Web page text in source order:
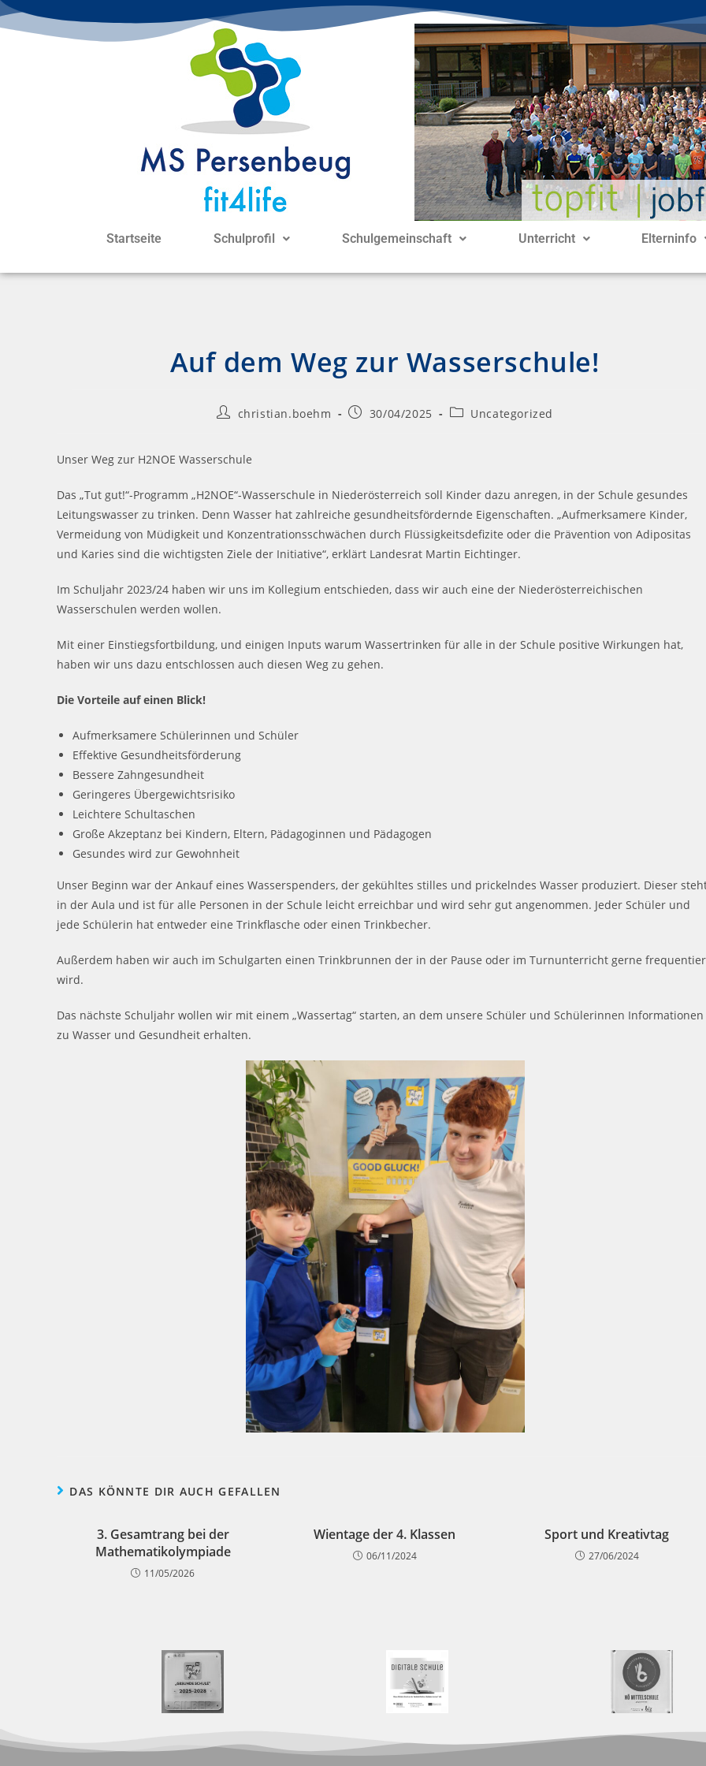
Startseite Schulprofil Schulgemeinschaft Unterricht Elterninfo
Auf dem Weg zur Wasserschule!
christian.boehm 30/04/2025 Uncategorized
Unser Weg zur H2NOE Wasserschule
Das „Tut gut!“-Programm „H2NOE“-Wasserschule in Niederösterreich soll Kinder dazu anregen, in der Schule gesundes
Leitungswasser zu trinken. Denn Wasser hat zahlreiche gesundheitsfördernde Eigenschaften. „Aufmerksamere Kinder,
Vermeidung von Müdigkeit und Konzentrationsschwächen durch Flüssigkeitsdefizite oder die Prävention von Adipositas
und Karies sind die wichtigsten Ziele der Initiative“, erklärt Landesrat Martin Eichtinger.
Im Schuljahr 2023/24 haben wir uns im Kollegium entschieden, dass wir auch eine der Niederösterreichischen
Wasserschulen werden wollen.
Mit einer Einstiegsfortbildung, und einigen Inputs warum Wassertrinken für alle in der Schule positive Wirkungen hat,
haben wir uns dazu entschlossen auch diesen Weg zu gehen.
Die Vorteile auf einen Blick!
Aufmerksamere Schülerinnen und Schüler
Effektive Gesundheitsförderung
Bessere Zahngesundheit
Geringeres Übergewichtsrisiko
Leichtere Schultaschen
Große Akzeptanz bei Kindern, Eltern, Pädagoginnen und Pädagogen
Gesundes wird zur Gewohnheit
Unser Beginn war der Ankauf eines Wasserspenders, der gekühltes stilles und prickelndes Wasser produziert. Dieser
in der Aula und ist für alle Personen in der Schule leicht erreichbar und wird sehr gut angenommen. Jeder Schüler und
jede Schülerin hat entweder eine Trinkflasche oder einen Trinkbecher.
Außerdem haben wir auch im Schulgarten einen Trinkbrunnen der in der Pause oder im Turnunterricht gerne
wird.
Das nächste Schuljahr wollen wir mit einem „Wassertag“ starten, an dem unsere Schüler und Schülerinnen Informationen
zu Wasser und Gesundheit erhalten.
DAS KÖNNTE DIR AUCH GEFALLEN
3. Gesamtrang bei der
Mathematikolympiade
11/05/2026
Wientage der 4. Klassen
06/11/2024
Sport und Kreativtag
27/06/2024